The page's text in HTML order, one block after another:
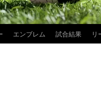
エンブレム 試合結果 リ